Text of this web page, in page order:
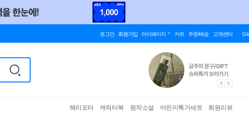
로그인 회원가입 마이페이지 카트 주문/배송 고객센터
해리포터 캐릭터북 원작소설 어린이특가세트 회원리뷰